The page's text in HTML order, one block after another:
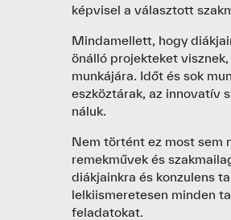
képvisel a választott
Mindamellett, hogy
önálló projekteket
munkájára. Időt és sok
eszköztárak, az innovatív
náluk.
Nem történt ez most sem
remekművek és
diákjainkra és konzulens
lelkiismeretesen minden
feladatokat.